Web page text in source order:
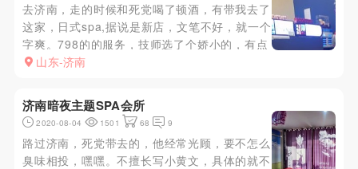
去济南，走的时候和死党喝了顿酒，有带我去了
这家，日式spa,据说是新店，文笔不好，就一个
字爽。798的的服务，技师选了个娇小的，有点
童颜巨乳的感觉，胸有C，但身材娇小，显大嘿
山东-济南
济南暗夜主题SPA会所
2020-08-04 1501 68 9
路过济南，死党带去的，他经常光顾，要不怎么
臭味相投，嘿嘿。不擅长写小黄文，具体的就不